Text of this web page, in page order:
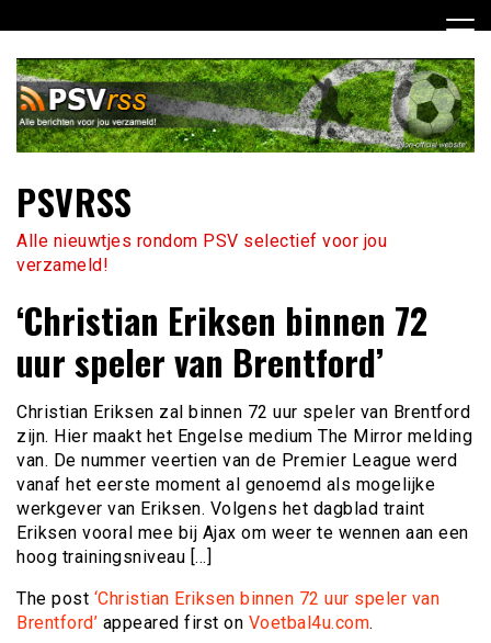
naar
inhoud
PSVRSS
Alle nieuwtjes rondom PSV selectief voor jou
verzameld!
‘Christian Eriksen binnen 72
uur speler van Brentford’
Christian Eriksen zal binnen 72 uur speler van Brentford
zijn. Hier maakt het Engelse medium The Mirror melding
van. De nummer veertien van de Premier League werd
vanaf het eerste moment al genoemd als mogelijke
werkgever van Eriksen. Volgens het dagblad traint
Eriksen vooral mee bij Ajax om weer te wennen aan een
hoog trainingsniveau […]
The post ‘Christian Eriksen binnen 72 uur speler van
Brentford’ appeared first on Voetbal4u.com.